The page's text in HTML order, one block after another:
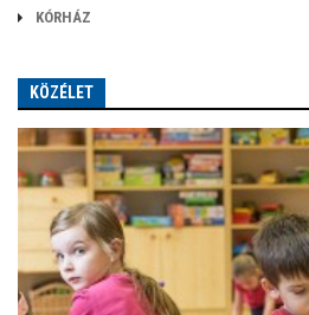
KÓRHÁZ
KÖZÉLET